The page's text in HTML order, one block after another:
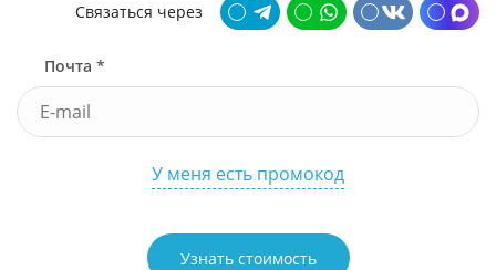
Связаться через
Почта *
У меня есть промокод
Узнать стоимость